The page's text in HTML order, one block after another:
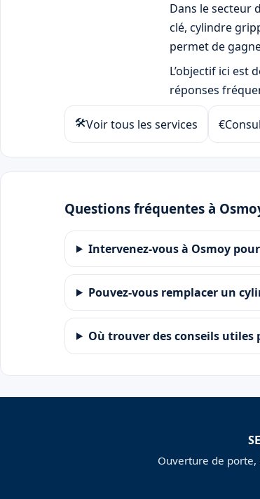
Dans le secteur
clé, cylindre
permet de
L’objectif ici est
réponses
🛠Voir tous les services €
Questions fréquentes à
Intervenez-vous à Osmoy
Pouvez-vous remplacer un
Où trouver des conseils utiles
Ouverture de